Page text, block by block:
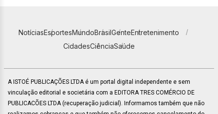
NotíciasEsportesMundoBrasilGenteEntretenimento
CidadesCiênciaSaúde
A ISTOÉ PUBLICAÇÕES LTDA é um portal digital independente e sem
vinculação editorial e societária com a EDITORA TRES COMÉRCIO DE
PUBLICACÕES LTDA (recuperação judicial). Informamos também que não